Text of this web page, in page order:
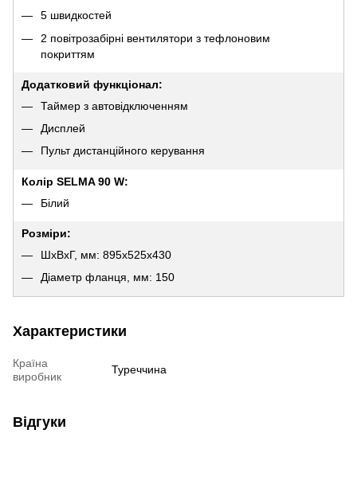
5 швидкостей
2 повітрозабірні вентилятори з тефлоновим
покриттям
Додатковий функціонал:
Таймер з автовідключенням
Дисплей
Пульт дистанційного керування
Колір SELMA 90 W:
Білий
Розміри:
ШхВхГ, мм: 895х525х430
Діаметр фланця, мм: 150
Характеристики
Країна
виробник
Туреччина
Відгуки